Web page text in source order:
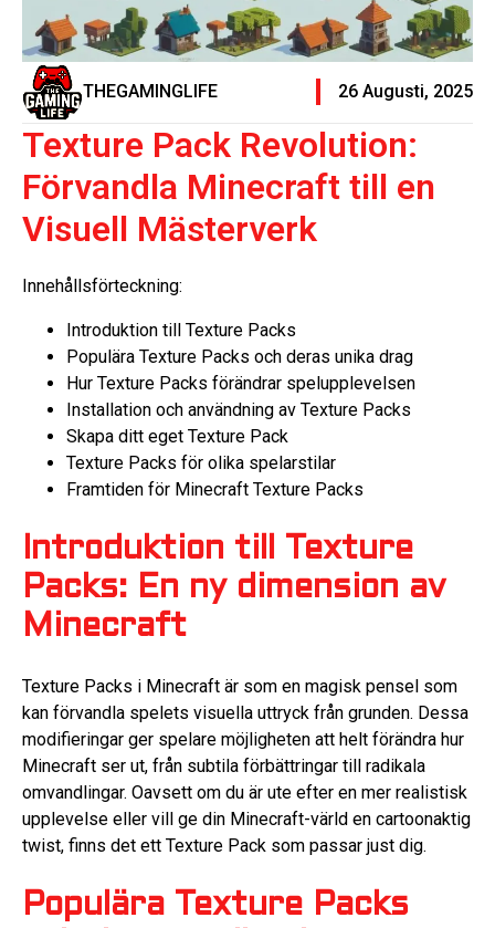
THEGAMINGLIFE 26 Augusti, 2025
Texture Pack Revolution:
Förvandla Minecraft till en
Visuell Mästerverk
Innehållsförteckning:
Introduktion till Texture Packs
Populära Texture Packs och deras unika drag
Hur Texture Packs förändrar spelupplevelsen
Installation och användning av Texture Packs
Skapa ditt eget Texture Pack
Texture Packs för olika spelarstilar
Framtiden för Minecraft Texture Packs
Introduktion till Texture
Packs: En ny dimension av
Minecraft
Texture Packs i Minecraft är som en magisk pensel som
kan förvandla spelets visuella uttryck från grunden. Dessa
modifieringar ger spelare möjligheten att helt förändra hur
Minecraft ser ut, från subtila förbättringar till radikala
omvandlingar. Oavsett om du är ute efter en mer realistisk
upplevelse eller vill ge din Minecraft-värld en cartoonaktig
twist, finns det ett Texture Pack som passar just dig.
Populära Texture Packs